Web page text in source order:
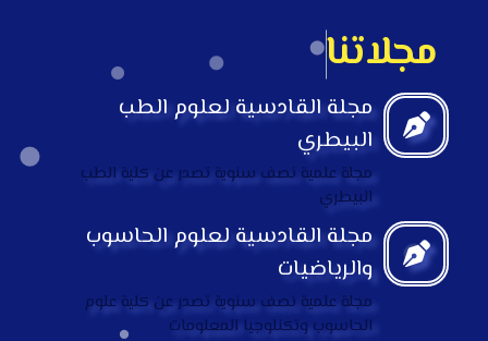
مجلتناا ية
مجلة القادسية لعلوم الطب
البيطري
مجلة علمية نصف سنوية تصدر عن كلية الطب
البيطري
مجلة القادسية لعلوم الحاسوب
والرياضيات
مجلة علمية نصف سنوية تصدر عن كلية علوم
الحاسوب وتكنلوجيا المعلومات